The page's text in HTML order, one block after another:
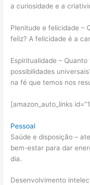
a curiosidade e a
Plenitude e felicidade –
feliz? A felicidade é a
Espiritualidade –
possibilidades
na fé que temos nos
[amazon_auto_links
Pessoal
Saúde e disposição –
bem-estar para dar
dia.
Desenvolvimento